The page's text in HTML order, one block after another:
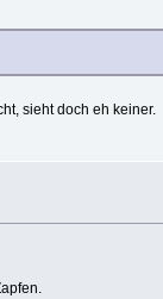
sieht doch eh keiner.